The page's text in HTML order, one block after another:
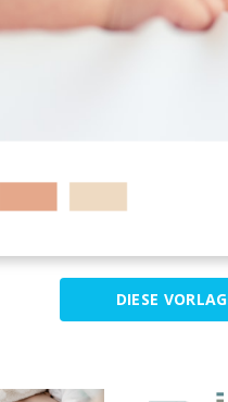
DIESE